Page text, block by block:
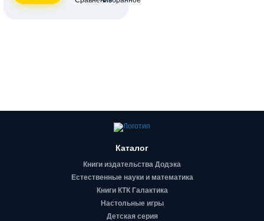
Каталог
Книги издательства Додэка
Естественные науки и математика
Книги КТК Галактика
Настольные игры
Детская серия